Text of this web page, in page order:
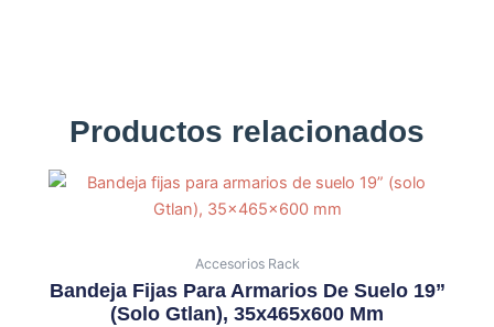
Productos relacionados
Accesorios Rack
Bandeja Fijas Para Armarios De Suelo 19”
(solo Gtlan), 35x465x600 Mm